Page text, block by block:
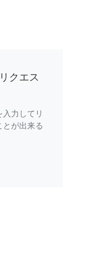
クエス
力してリ
とが出来る